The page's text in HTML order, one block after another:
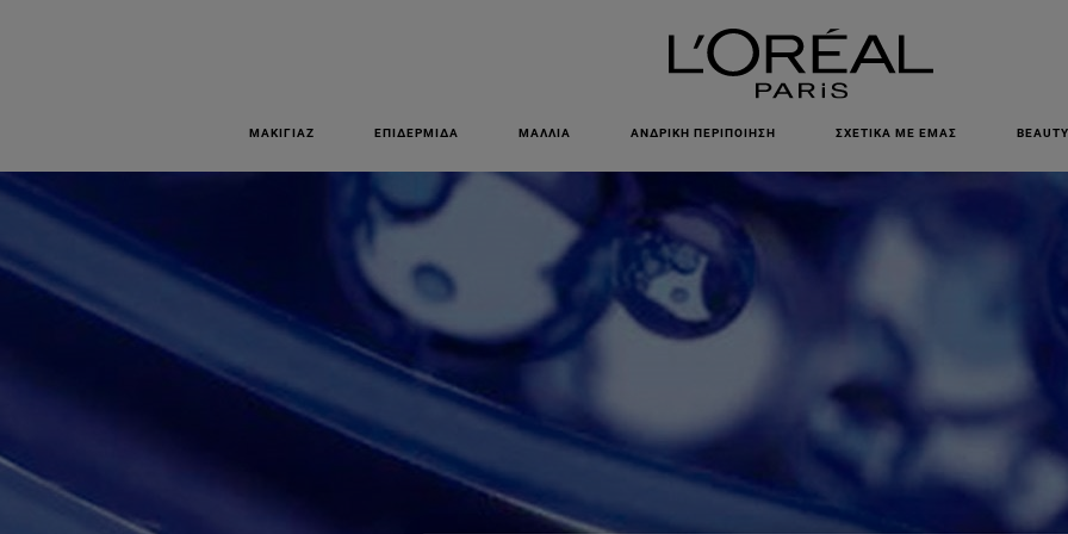
ΕΓΓΡΑΦΕΙΤΕ ΣΤΟ NEWSLETTER!
ΜΑΚΙΓΙΆΖ ΕΠΙΔΕΡΜΊΔΑ ΜΑΛΛΙΆ ΑΝΔΡΙΚΉ ΠΕΡΙΠΟΊΗΣΗ ΣΧΕΤΙΚΆ ΜΕ ΕΜΆΣ